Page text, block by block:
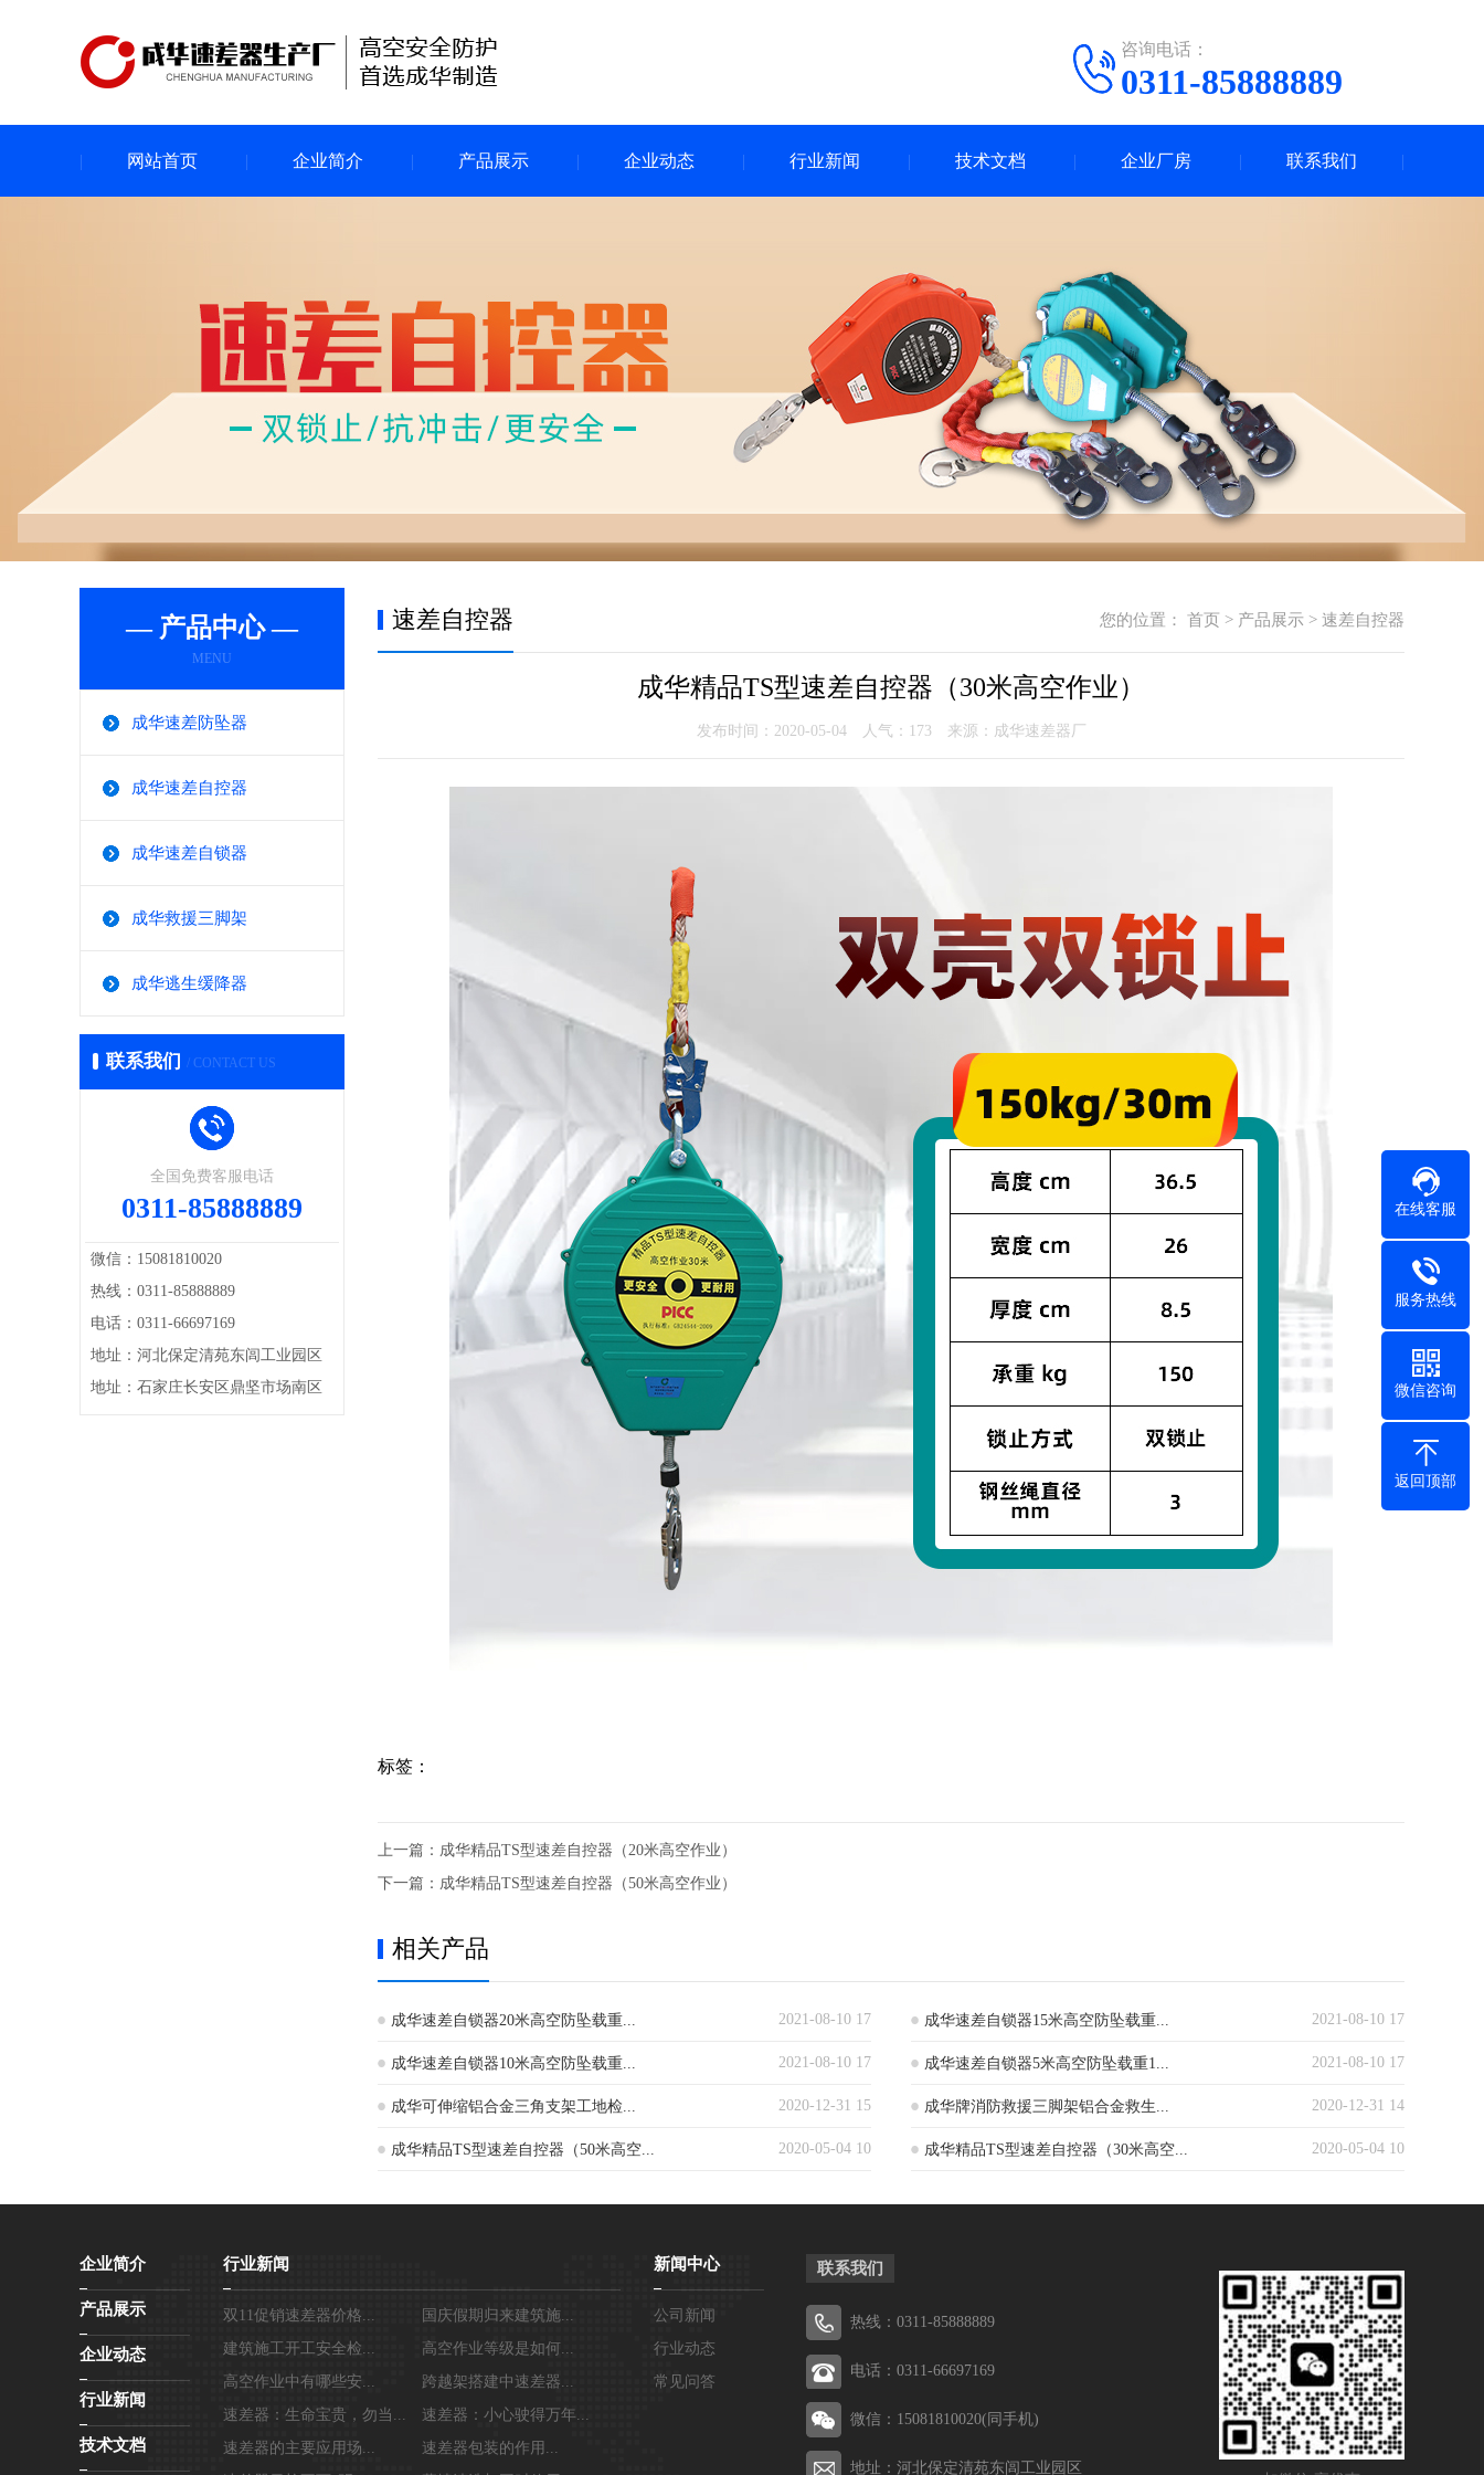
咨询电话：
0311-85888889
网站首页 企业简介 产品展示 企业动态 行业新闻 技术文档 企业厂房 联系我们
— 产品中心 —
MENU
成华速差防坠器
成华速差自控器
成华速差自锁器
成华救援三脚架
成华逃生缓降器
联系我们 / CONTACT US
全国免费客服电话
0311-85888889
微信：15081810020
热线：0311-85888889
电话：0311-66697169
地址：河北保定清苑东闾工业园区
地址：石家庄长安区鼎坚市场南区
您的位置： 首页 > 产品展示 > 速差自控器
速差自控器
成华精品TS型速差自控器（30米高空作业）
发布时间：2020-05-04 人气： 173 来源：成华速差器厂
标签：
上一篇： 成华精品TS型速差自控器（20米高空作业）
下一篇： 成华精品TS型速差自控器（50米高空作业）
相关产品
2021-08-10 17
成华速差自锁器20米高空防坠载重... 2021-08-10 17
成华速差自锁器15米高空防坠载重...
2021-08-10 17
成华速差自锁器10米高空防坠载重... 2021-08-10 17
成华速差自锁器5米高空防坠载重1...
2020-12-31 15
成华可伸缩铝合金三角支架工地检... 2020-12-31 14
成华牌消防救援三脚架铝合金救生...
2020-05-04 10
成华精品TS型速差自控器（50米高空... 2020-05-04 10
成华精品TS型速差自控器（30米高空...
企业简介
产品展示
企业动态
行业新闻
技术文档
行业新闻
双11促销速差器价格...
国庆假期归来建筑施...
建筑施工开工安全检...
高空作业等级是如何...
高空作业中有哪些安...
跨越架搭建中速差器...
速差器：生命宝贵，勿当...
速差器：小心驶得万年...
速差器的主要应用场...
速差器包装的作用...
新闻中心
公司新闻
行业动态
常见问答
联系我们
热线：0311-85888889
电话：0311-66697169
微信：15081810020(同手机)
地址：河北保定清苑东闾工业园区
在线客服
服务热线
微信咨询
返回顶部